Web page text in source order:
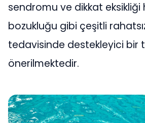
sendromu ve dikkat
bozukluğu gibi çeşitli
tedavisinde destekleyici bir
önerilmektedir.